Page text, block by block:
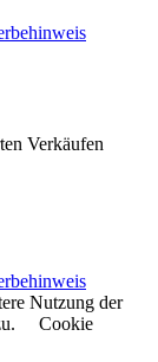
Verkäufen
Nutzung der
Cookie